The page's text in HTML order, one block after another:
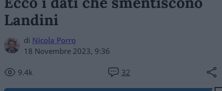
Landini
di Nicola Porro
18 Novembre 2023, 9:36
9.4k 32